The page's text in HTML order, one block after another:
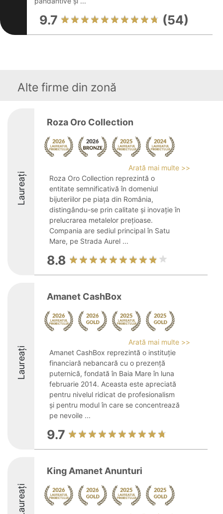
9.7 (54)
Alte firme din zonă
Laureați
Roza Oro Collection
Arată mai multe >>
Roza Oro Collection reprezintă o
entitate semnificativă în domeniul
bijuteriilor pe piața din România,
distingându-se prin calitate și inovație în
prelucrarea metalelor prețioase.
Compania are sediul principal în Satu
Mare, pe Strada Aurel ...
8.8
Laureați
Amanet CashBox
Arată mai multe >>
Amanet CashBox reprezintă o instituție
financiară nebancară cu o prezență
puternică, fondată în Baia Mare în luna
februarie 2014. Aceasta este apreciată
pentru nivelul ridicat de profesionalism
și pentru modul în care se concentrează
pe nevoile ...
9.7
Laureați
King Amanet Anunturi